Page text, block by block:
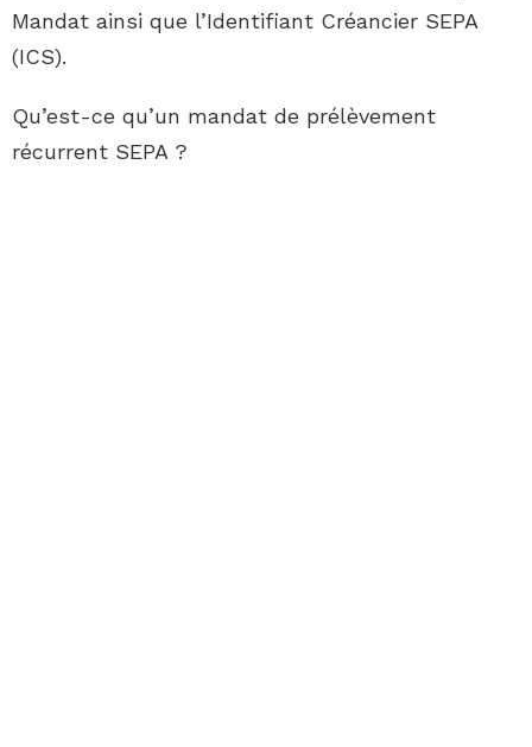
Mandat ainsi que l’Identifiant Créancier SEPA
(ICS).
Qu’est-ce qu’un mandat de prélèvement
récurrent SEPA ?